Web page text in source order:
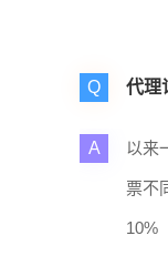
Q 代理
A 以来
票不
10%